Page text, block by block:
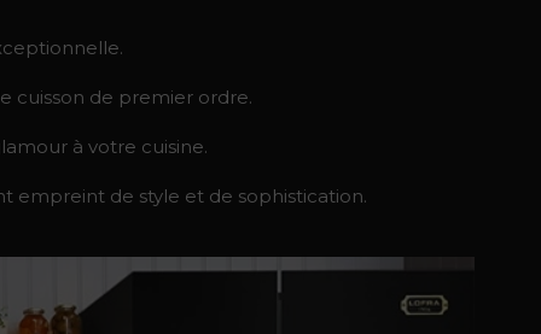
cuisson de premier ordre.
à votre cuisine.
empreint de style et de sophistication.